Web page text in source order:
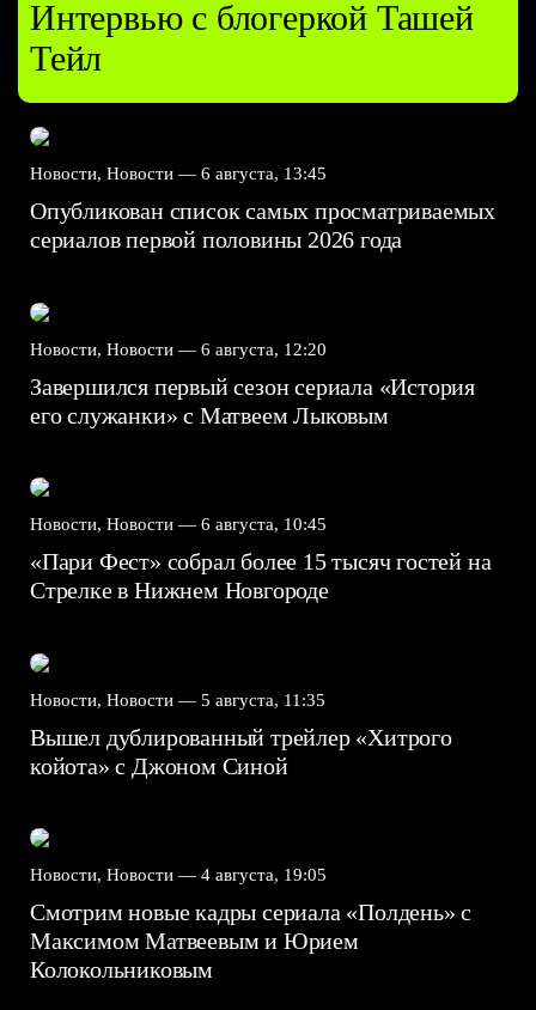
Интервью с блогеркой Ташей
Тейл
Новости, Новости — 6 августа, 13:45
Опубликован список самых просматриваемых
сериалов первой половины 2026 года
Новости, Новости — 6 августа, 12:20
Завершился первый сезон сериала «История
его служанки» с Матвеем Лыковым
Новости, Новости — 6 августа, 10:45
«Пари Фест» собрал более 15 тысяч гостей на
Стрелке в Нижнем Новгороде
Новости, Новости — 5 августа, 11:35
Вышел дублированный трейлер «Хитрого
койота» с Джоном Синой
Новости, Новости — 4 августа, 19:05
Смотрим новые кадры сериала «Полдень» с
Максимом Матвеевым и Юрием
Колокольниковым